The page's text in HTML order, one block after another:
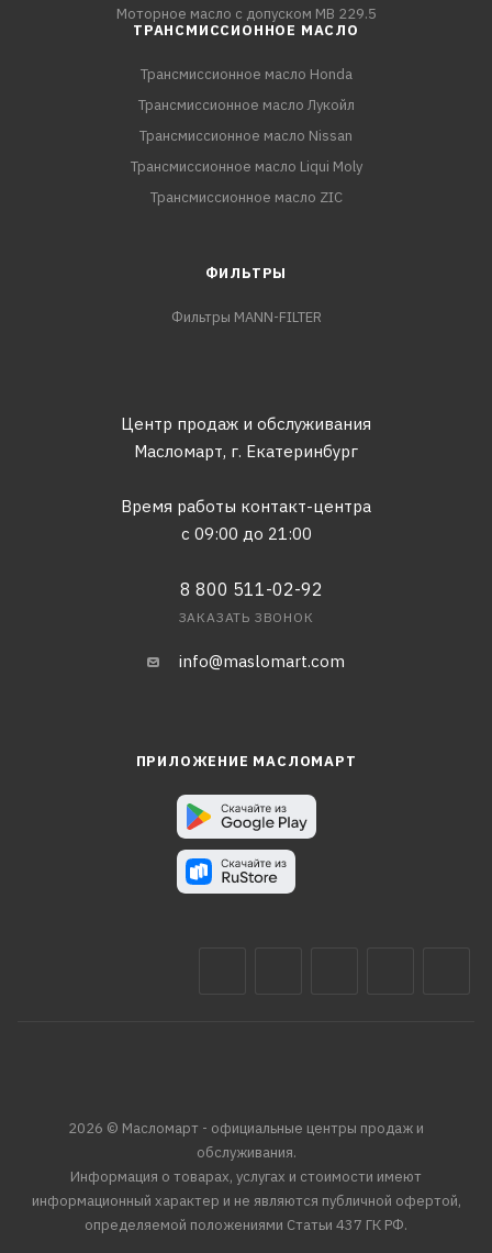
Моторное масло с допуском MB 229.5
ТРАНСМИССИОННОЕ МАСЛО
Трансмиссионное масло Honda
Трансмиссионное масло Лукойл
Трансмиссионное масло Nissan
Трансмиссионное масло Liqui Moly
Трансмиссионное масло ZIC
ФИЛЬТРЫ
Фильтры MANN-FILTER
Центр продаж и обслуживания
Масломарт, г. Екатеринбург
Время работы контакт-центра
с 09:00 до 21:00
8 800 511-02-92
ЗАКАЗАТЬ ЗВОНОК
info@maslomart.com
ПРИЛОЖЕНИЕ МАСЛОМАРТ
2026 © Масломарт - официальные центры продаж и
обслуживания.
Информация о товарах, услугах и стоимости имеют
информационный характер и не являются публичной офертой,
определяемой положениями Статьи 437 ГК РФ.